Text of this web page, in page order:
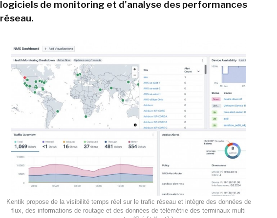
logiciels de monitoring et d'analyse des performances
réseau.
Kentik propose de la visibilité temps réel sur le trafic réseau et intègre des données de
flux, des informations de routage et des données de télémétrie des terminaux multi